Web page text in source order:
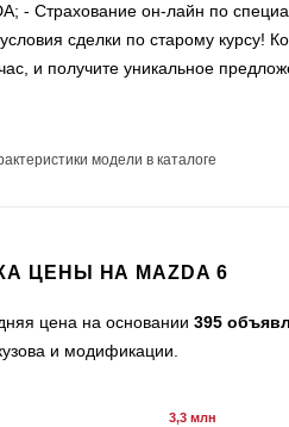
- Страхование он-лайн по
сделки по старому курсу!
и получите уникальное
модели в каталоге
ЦЕНЫ НА MAZDA 6
цена на основании 395
и модификации.
3,3 млн